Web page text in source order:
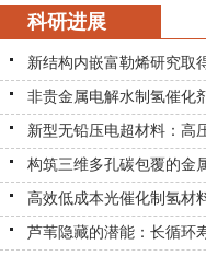
科研进展
新结构内嵌富勒烯研究取
非贵金属电解水制氢催化
新型无铅压电超材料：高
构筑三维多孔碳包覆的金
高效低成本光催化制氢材
芦苇隐藏的潜能：长循环